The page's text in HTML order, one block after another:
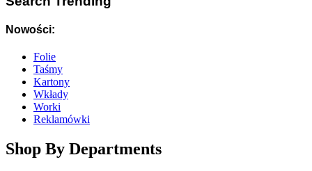
Nowości:
Folie
Taśmy
Kartony
Wkłady
Worki
Reklamówki
Shop By Departments